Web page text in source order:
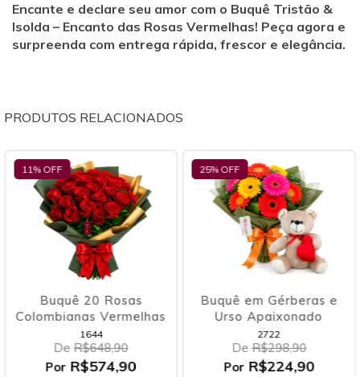
Encante e declare seu amor com o Buquê Tristão &
Isolda – Encanto das Rosas Vermelhas! Peça agora e
surpreenda com entrega rápida, frescor e elegância.
PRODUTOS RELACIONADOS
11% OFF
Buquê 20 Rosas
Colombianas Vermelhas
1644
De R$648,90
Por R$574,90
25% OFF
Buquê em Gérberas e
Urso Apaixonado
2722
De R$298,90
Por R$224,90